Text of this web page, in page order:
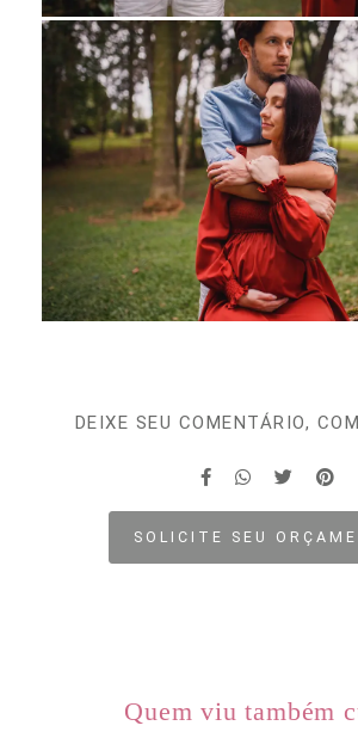
DEIXE SEU COMENTÁRIO,
SOLICITE SEU
Quem viu também